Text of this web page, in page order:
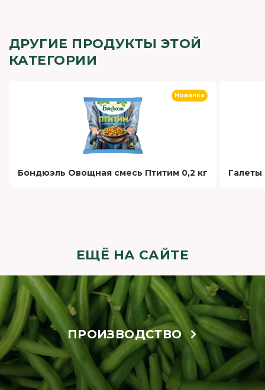
ДРУГИЕ ПРОДУКТЫ ЭТОЙ
КАТЕГОРИИ
Новинка
Бондюэль Овощная смесь Птитим 0,2 кг
ЕЩЁ НА САЙТЕ
ПРОИЗВОДСТВО